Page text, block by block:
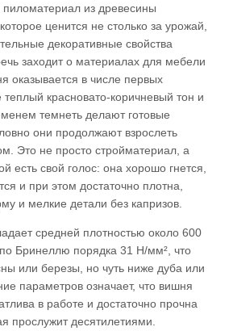
из древесины
ценится не столько за урожай,
декоративные свойства
заходит о материалах для мебели
оказывается в числе первых
красновато-коричневый тон и
темнеть делают готовые
они продолжают взрослеть
Это не просто стройматериал, а
есть свой голос: она хорошо гнется,
и при этом достаточно плотна,
и мелкие детали без капризов.​
средней плотностью около 600
по Бринеллю порядка 31 Н/мм², что
или березы, но чуть ниже дуба или
параметров означает, что вишня
в работе и достаточно прочна
прослужит десятилетиями.